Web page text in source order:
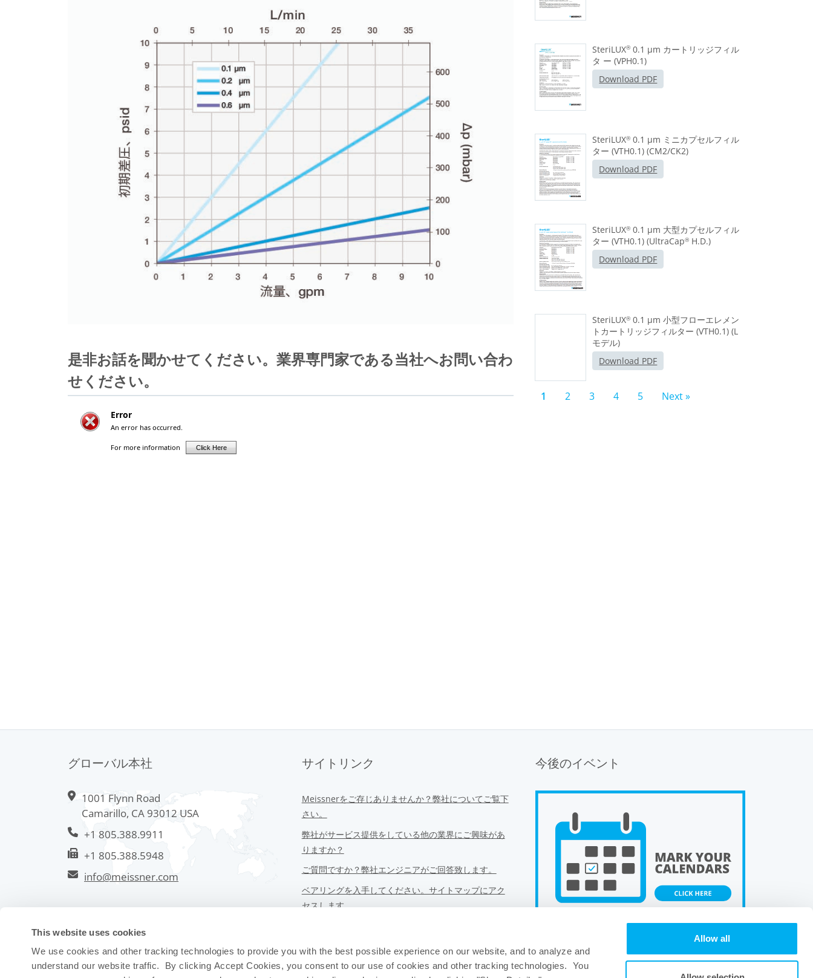
This website uses cookies
We use cookies and other tracking technologies to provide you with the best possible experience on our website, and to analyze and
understand our website traffic. By clicking Accept Cookies, you consent to our use of cookies and other tracking technologies. You
Allow all
是非お話を聞かせてください。業界専門家である当社へお問い合わ
せください。
SteriLUX® 0.1 μm カートリッジフィル
タ ー (VPH0.1)
Download PDF
SteriLUX® 0.1 μm ミニカプセルフィル
ター (VTH0.1) (CM2/CK2)
Download PDF
SteriLUX® 0.1 μm 大型カプセルフィル
ター (VTH0.1) (UltraCap® H.D.)
Download PDF
SteriLUX® 0.1 μm 小型フローエレメン
トカートリッジフィルター (VTH0.1) (L
モデル)
Download PDF
1 2 3 4 5 Next »
グローバル本社
1001 Flynn Road
Camarillo, CA 93012 USA
+1 805.388.9911
+1 805.388.5948
info@meissner.com
サイトリンク
Meissnerをご存じありませんか？弊社についてご覧下
さい。
弊社がサービス提供をしている他の業界にご興味があ
りますか？
ご質問ですか？弊社エンジニアがご回答致します。
ベアリングを入手してください。サイトマップにアク
セスします。
弊社プライバシーポリシー。弊社は皆様の個人情報を
販売しません。
今後のイベント